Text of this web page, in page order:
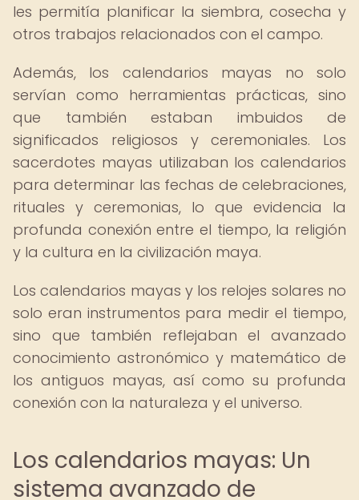
les permitía planificar la siembra, cosecha y
otros trabajos relacionados con el campo.
Además, los calendarios mayas no solo
servían como herramientas prácticas, sino
que también estaban imbuidos de
significados religiosos y ceremoniales. Los
sacerdotes mayas utilizaban los calendarios
para determinar las fechas de celebraciones,
rituales y ceremonias, lo que evidencia la
profunda conexión entre el tiempo, la religión
y la cultura en la civilización maya.
Los calendarios mayas y los relojes solares no
solo eran instrumentos para medir el tiempo,
sino que también reflejaban el avanzado
conocimiento astronómico y matemático de
los antiguos mayas, así como su profunda
conexión con la naturaleza y el universo.
Los calendarios mayas: Un
sistema avanzado de